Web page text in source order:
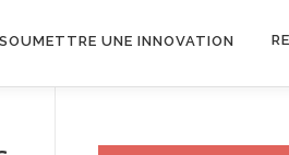
SOUMETTRE UNE INNOVATION